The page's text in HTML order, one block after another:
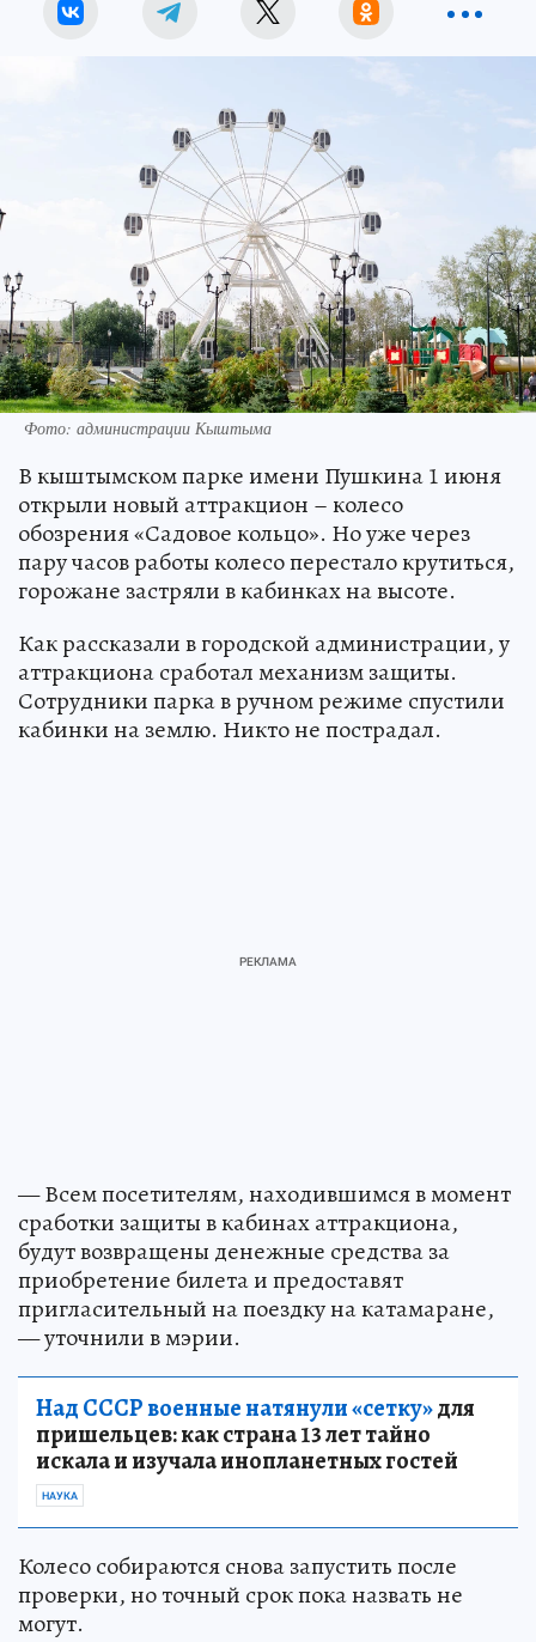
Фото: администрации Кыштыма
В кыштымском парке имени Пушкина 1 июня
открыли новый аттракцион – колесо
обозрения «Садовое кольцо». Но уже через
пару часов работы колесо перестало крутиться,
горожане застряли в кабинках на высоте.
Как рассказали в городской администрации, у
аттракциона сработал механизм защиты.
Сотрудники парка в ручном режиме спустили
кабинки на землю. Никто не пострадал.
— Всем посетителям, находившимся в момент
сработки защиты в кабинах аттракциона,
будут возвращены денежные средства за
приобретение билета и предоставят
пригласительный на поездку на катамаране,
— уточнили в мэрии.
Над СССР военные натянули «сетку»для
пришельцев: как страна 13 лет тайно
искала и изучала инопланетных гостей
НАУКА
Колесо собираются снова запустить после
проверки, но точный срок пока назвать не
могут.